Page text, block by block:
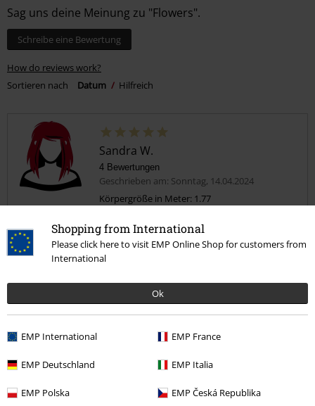
Shopping from International
Please click here to visit EMP Online Shop for customers from
International
Ok
EMP International EMP France
EMP Deutschland EMP Italia
EMP Polska EMP Česká Republika
Sag uns deine Meinung zu "Flowers".
Schreibe eine Bewertung
How do reviews work?
Sortieren nach
Datum Hilfreich
Sandra W.
4 Bewertungen
Geschrieben am: Sonntag, 14.04.2024
Körpergröße in Meter: 1.77
Wähm
Neues Lieblingsshirt - ist in Farbe, Motiv und Paßform genau richtig
:-)
Qualität
Weite